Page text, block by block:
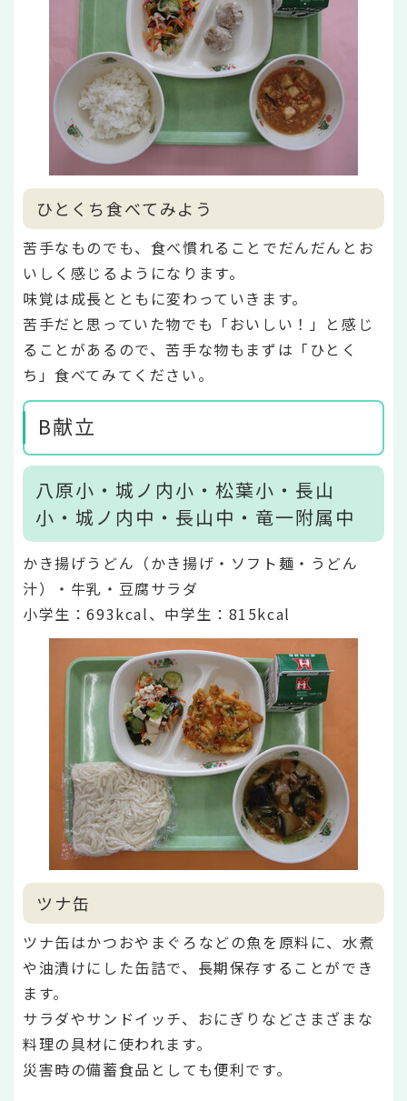
ひとくち食べてみよう
苦手なものでも、食べ慣れることでだんだんとお
いしく感じるようになります。
味覚は成長とともに変わっていきます。
苦手だと思っていた物でも「おいしい！」と感じ
ることがあるので、苦手な物もまずは「ひとく
ち」食べてみてください。
B献立
八原小・城ノ内小・松葉小・長山
小・城ノ内中・長山中・竜一附属中
かき揚げうどん（かき揚げ・ソフト麺・うどん
汁）・牛乳・豆腐サラダ
小学生：693kcal、中学生：815kcal
ツナ缶
ツナ缶はかつおやまぐろなどの魚を原料に、水煮
や油漬けにした缶詰で、長期保存することができ
ます。
サラダやサンドイッチ、おにぎりなどさまざまな
料理の具材に使われます。
災害時の備蓄食品としても便利です。